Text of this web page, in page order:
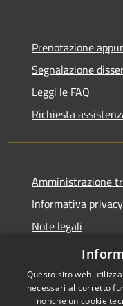
Prenotazione
Segnalazione
Leggi le FAQ
Richiesta
Amministrazione
Informativa privacy
Note legali
Dichiarazione di
Questo sito web
necessari al corretto
nonché un cookie